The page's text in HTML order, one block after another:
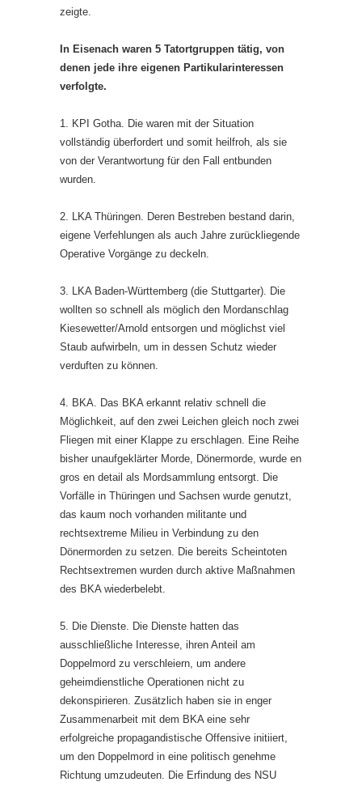
zeigte.
In Eisenach waren 5 Tatortgruppen tätig, von
denen jede ihre eigenen Partikularinteressen
verfolgte.
1. KPI Gotha. Die waren mit der Situation
vollständig überfordert und somit heilfroh, als sie
von der Verantwortung für den Fall entbunden
wurden.
2. LKA Thüringen. Deren Bestreben bestand darin,
eigene Verfehlungen als auch Jahre zurückliegende
Operative Vorgänge zu deckeln.
3. LKA Baden-Württemberg (die Stuttgarter). Die
wollten so schnell als möglich den Mordanschlag
Kiesewetter/Arnold entsorgen und möglichst viel
Staub aufwirbeln, um in dessen Schutz wieder
verduften zu können.
4. BKA. Das BKA erkannt relativ schnell die
Möglichkeit, auf den zwei Leichen gleich noch zwei
Fliegen mit einer Klappe zu erschlagen. Eine Reihe
bisher unaufgeklärter Morde, Dönermorde, wurde en
gros en detail als Mordsammlung entsorgt. Die
Vorfälle in Thüringen und Sachsen wurde genutzt,
das kaum noch vorhanden militante und
rechtsextreme Milieu in Verbindung zu den
Dönermorden zu setzen. Die bereits Scheintoten
Rechtsextremen wurden durch aktive Maßnahmen
des BKA wiederbelebt.
5. Die Dienste. Die Dienste hatten das
ausschließliche Interesse, ihren Anteil am
Doppelmord zu verschleiern, um andere
geheimdienstliche Operationen nicht zu
dekonspirieren. Zusätzlich haben sie in enger
Zusammenarbeit mit dem BKA eine sehr
erfolgreiche propagandistische Offensive initiiert,
um den Doppelmord in eine politisch genehme
Richtung umzudeuten. Die Erfindung des NSU